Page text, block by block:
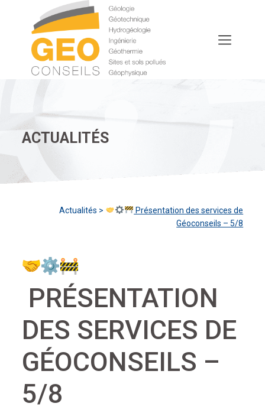
ACTUALITÉS
Actualités >
Présentation des services de
Géoconseils – 5/8
PRÉSENTATION
DES SERVICES DE
GÉOCONSEILS –
5/8